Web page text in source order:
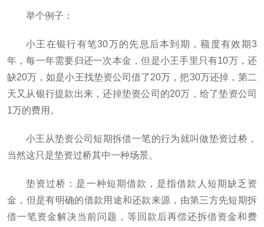
举个例子：
小王在银行有笔30万的先息后本到期，额度有效期3
年，每一年需要归还一次本金，但是小王手里只有10万，还
缺20万，如是小王找垫资公司借了20万，把30万还掉，第二
天又从银行提款出来，还掉垫资公司的20万，给了垫资公司
1万的费用。
小王从垫资公司短期拆借一笔的行为就叫做垫资过桥，
当然这只是垫资过桥其中一种场景。
垫资过桥：是一种短期借款，是指借款人短期缺乏资
金，但是有明确的借款用途和还款来源，由第三方先短期拆
借一笔资金解决当前问题，等回款后再偿还拆借资金和费